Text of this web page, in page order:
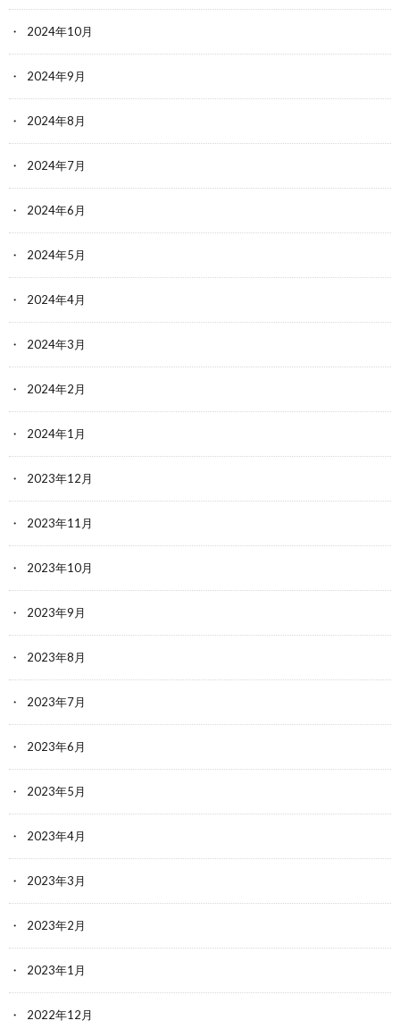
2024年10月
2024年9月
2024年8月
2024年7月
2024年6月
2024年5月
2024年4月
2024年3月
2024年2月
2024年1月
2023年12月
2023年11月
2023年10月
2023年9月
2023年8月
2023年7月
2023年6月
2023年5月
2023年4月
2023年3月
2023年2月
2023年1月
2022年12月